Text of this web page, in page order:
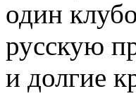
один
русскую
и долгие